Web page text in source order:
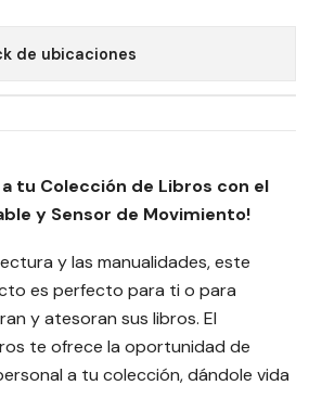
de ubicaciones
a tu Colección de Libros con el
y Sensor de Movimiento!
y las manualidades, este
es perfecto para ti o para
y atesoran sus libros. El
te ofrece la oportunidad de
a tu colección, dándole vida